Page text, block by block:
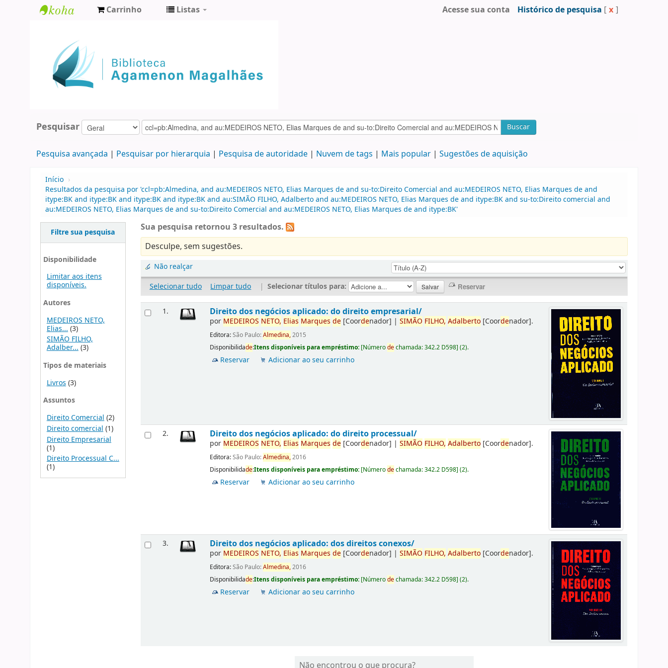
Agamenon
Magalhães
Carrinho Listas Acesse sua conta Histórico de pesquisa [ x ]
Pesquisar Buscar
Pesquisa avançada Pesquisar por hierarquia Pesquisa de autoridade Nuvem de tags Mais popular Sugestões de aquisição
Início ›
Resultados da pesquisa por 'ccl=pb:Almedina, and au:MEDEIROS NETO, Elias Marques de and su-to:Direito Comercial and au:MEDEIROS NETO, Elias Marques de and
itype:BK and itype:BK and itype:BK and itype:BK and au:SIMÃO FILHO, Adalberto and au:MEDEIROS NETO, Elias Marques de and itype:BK and su-to:Direito comercial and
au:MEDEIROS NETO, Elias Marques de and su-to:Direito Comercial and au:MEDEIROS NETO, Elias Marques de and itype:BK'
Filtre sua pesquisa
Disponibilidade
Limitar aos itens
disponíveis.
Autores
MEDEIROS NETO,
Elias... (3)
SIMÃO FILHO,
Adalber...(3)
Tipos de materiais
Livros (3)
Assuntos
Direito Comercial (2)
Direito comercial (1)
Direito Empresarial
(1)
Direito Processual C...
(1)
Sua pesquisa retornou 3 resultados.
Desculpe, sem sugestões.
Não realçar
Selecionar tudo
Limpar tudo | Selecionar títulos para:
1. Direito dos negócios aplicado: do direito empresarial/
por MEDEIROS NETO, Elias Marques de [Coordenador] |SIMÃO FILHO, Adalberto [Coordenador].
Editora:São Paulo:Almedina,2015
Disponibilidade:Itens disponíveis para empréstimo: [Númerodechamada:342.2 D598](2).
Reservar Adicionar ao seu carrinho
2. Direito dos negócios aplicado: do direito processual/
por MEDEIROS NETO, Elias Marques de [Coordenador] |SIMÃO FILHO, Adalberto [Coordenador].
Editora:São Paulo:Almedina,2016
Disponibilidade:Itens disponíveis para empréstimo: [Númerodechamada:342.2 D598](2).
Reservar Adicionar ao seu carrinho
3. Direito dos negócios aplicado: dos direitos conexos/
por MEDEIROS NETO, Elias Marques de [Coordenador] |SIMÃO FILHO, Adalberto [Coordenador].
Editora:São Paulo:Almedina,2016
Disponibilidade:Itens disponíveis para empréstimo: [Númerodechamada:342.2 D598](2).
Reservar Adicionar ao seu carrinho